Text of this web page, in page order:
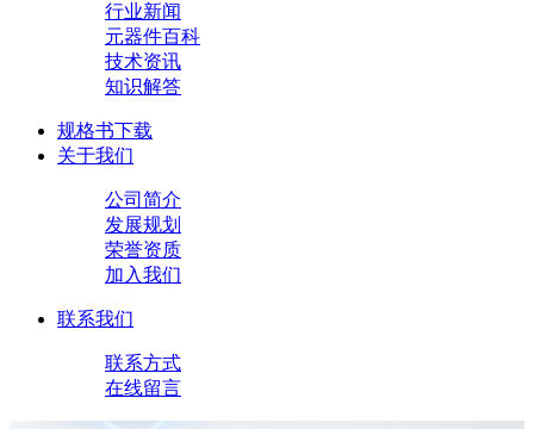
行业新闻
元器件百科
技术资讯
知识解答
规格书下载
关于我们
公司简介
发展规划
荣誉资质
加入我们
联系我们
联系方式
在线留言